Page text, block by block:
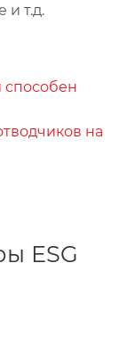
и т.д.
способен
на
ESG